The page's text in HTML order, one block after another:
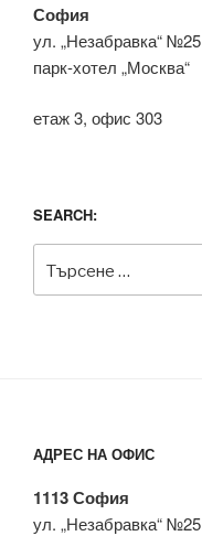
София
ул. „Незабравка“ №25
парк-хотел „Москва“
етаж 3, офис 303
SEARCH:
за:
АДРЕС НА ОФИС
1113 София
ул. „Незабравка“ №25